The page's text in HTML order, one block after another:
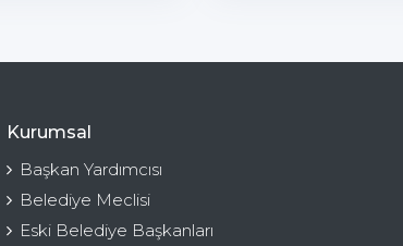
Kurumsal
Başkan Yardımcısı
Belediye Meclisi
Eski Belediye Başkanları